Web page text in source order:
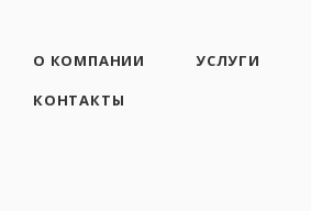
О КОМПАНИИ УСЛУГИ
КОНТАКТЫ